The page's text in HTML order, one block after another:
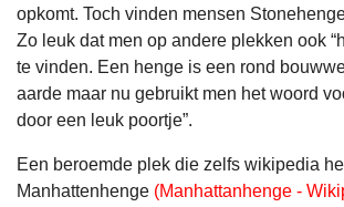
opkomt. Toch vinden mensen
Zo leuk dat men op andere plekken ook
te vinden. Een henge is een rond
aarde maar nu gebruikt men het woord
door een leuk poortje”.
Een beroemde plek die zelfs wikipedia
Manhattenhenge (Manhattanhenge -